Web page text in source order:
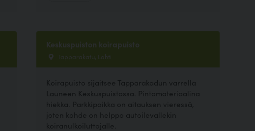
Keskuspuiston koirapuisto
Tapparakatu, Lahti
Koirapuisto sijaitsee Tapparakadun varrella
Launeen Keskuspuistossa. Pintamateriaalina
hiekka. Parkkipaikka on aitauksen vieressä,
joten kohde on helppo autoilevallekin
koiranulkoiluttajalle.